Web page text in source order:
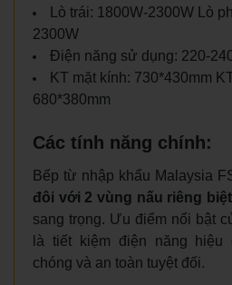
Lò trái: 1800W-2300W Lò
2300W
Điện năng sử dụng: 220-
KT mặt kính: 730*430mm
680*380mm
Các tính năng chính:
Bếp từ nhập khẩu Malaysia
đôi với 2 vùng nấu riêng biệt
sang trọng. Ưu điểm nổi bật
là tiết kiệm điện năng hiệu
chóng và an toàn tuyệt đối.